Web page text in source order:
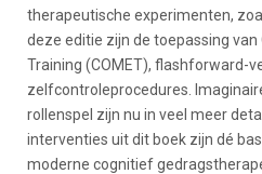
therapeutische experimenten,
deze editie zijn de toepassing
Training (COMET), flashforward-
zelfcontroleprocedures.
rollenspel zijn nu in veel meer
interventies uit dit boek zijn dé
moderne cognitief